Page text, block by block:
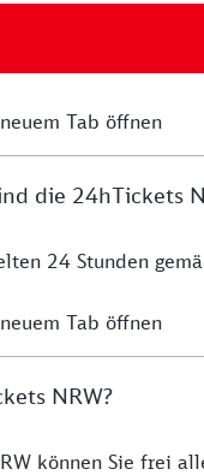
Tab öffnen
die 24hTickets
24 Stunden
Tab öffnen
NRW?
können Sie frei